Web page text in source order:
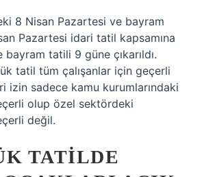
8 Nisan Pazartesi ve bayram
Pazartesi idari tatil kapsamına
bayram tatili 9 güne çıkarıldı.
tatil tüm çalışanlar için geçerli
izin sadece kamu kurumlarındaki
olup özel sektördeki
değil.
TATILDE